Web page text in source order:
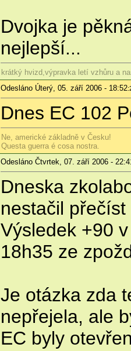
Dvojka je
nejlepší...
krátký hvizd,výpravka letí vzhůru a
Odesláno Úterý, 05. září 2006 - 18:52
Dnes EC 102
Ne, americké základně v Česku!
Questa guerra é cosa nostra.
Odesláno Čtvrtek, 07. září 2006 -
Dneska
nestačil
Výsledek +90
18h35 ze
Je otázka zda
nepřejela, ale
EC byly